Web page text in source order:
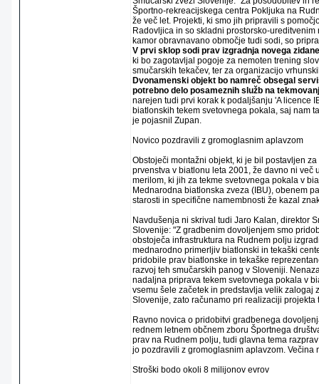
Športno-rekreacijskega centra Pokljuka na
že več let. Projekti, ki smo jih pripravili s
Radovljica in so skladni prostorsko-ureditvenim
kamor obravnavano območje tudi sodi, so
V prvi sklop sodi prav izgradnja novega
ki bo zagotavljal pogoje za nemoten trening
smučarskih tekačev, ter za organizacijo
Dvonamenski objekt bo namreč obsegal
potrebno delo posameznih služb na
narejen tudi prvi korak k podaljšanju 'A licence
biatlonskih tekem svetovnega pokala, saj nam
je pojasnil Zupan.
Novico pozdravili z gromoglasnim aplavzom
Obstoječi montažni objekt, ki je bil postavljen
prvenstva v biatlonu leta 2001, že davno ni več
merilom, ki jih za tekme svetovnega pokala v
Mednarodna biatlonska zveza (IBU), obenem
starosti in specifične namembnosti že kazal
Navdušenja ni skrival tudi Jaro Kalan, direktor
Slovenije: "Z gradbenim dovoljenjem smo
obstoječa infrastruktura na Rudnem polju
mednarodno primerljiv biatlonski in tekaški
pridobile prav biatlonske in tekaške
razvoj teh smučarskih panog v Sloveniji.
nadaljna priprava tekem svetovnega pokala v
vsemu šele začetek in predstavlja velik zalogaj
Slovenije, zato računamo pri realizaciji projekta
Ravno novica o pridobitvi gradbenega
rednem letnem občnem zboru Športnega
prav na Rudnem polju, tudi glavna tema
jo pozdravili z gromoglasnim aplavzom.
Stroški bodo okoli 8 milijonov evrov